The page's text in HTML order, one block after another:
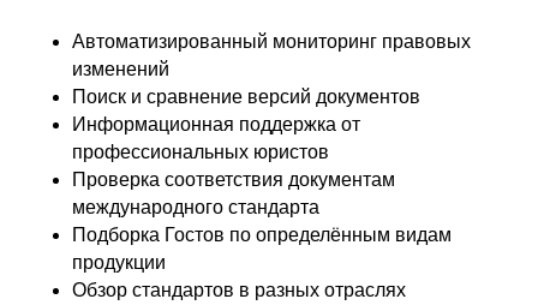
Автоматизированный мониторинг правовых
изменений
Поиск и сравнение версий документов
Информационная поддержка от
профессиональных юристов
Проверка соответствия документам
международного стандарта
Подборка Гостов по определённым видам
продукции
Обзор стандартов в разных отраслях